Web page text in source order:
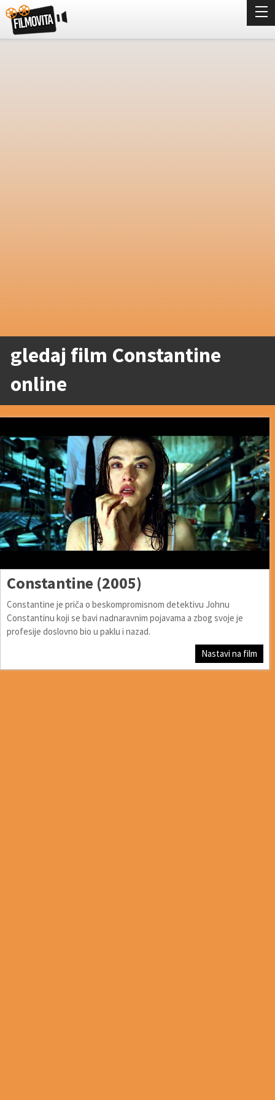
gledaj film Constantine
online
Constantine (2005)
Constantine je priča o beskompromisnom detektivu Johnu
Constantinu koji se bavi nadnaravnim pojavama a zbog svoje je
profesije doslovno bio u paklu i nazad.
Nastavi na film